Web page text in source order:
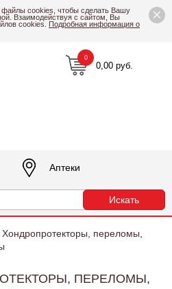
×
файлы cookies, чтобы сделать Вашу
Взаимодействуя с сайтом, Вы
cookies. Подробная информация о
0,00 руб.
0
Аптеки
Хондропротекторы, переломы,
ПЕРЕЛОМЫ,